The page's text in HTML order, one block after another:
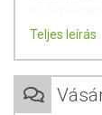
görcsoldó
omega-6
Teljes leírás